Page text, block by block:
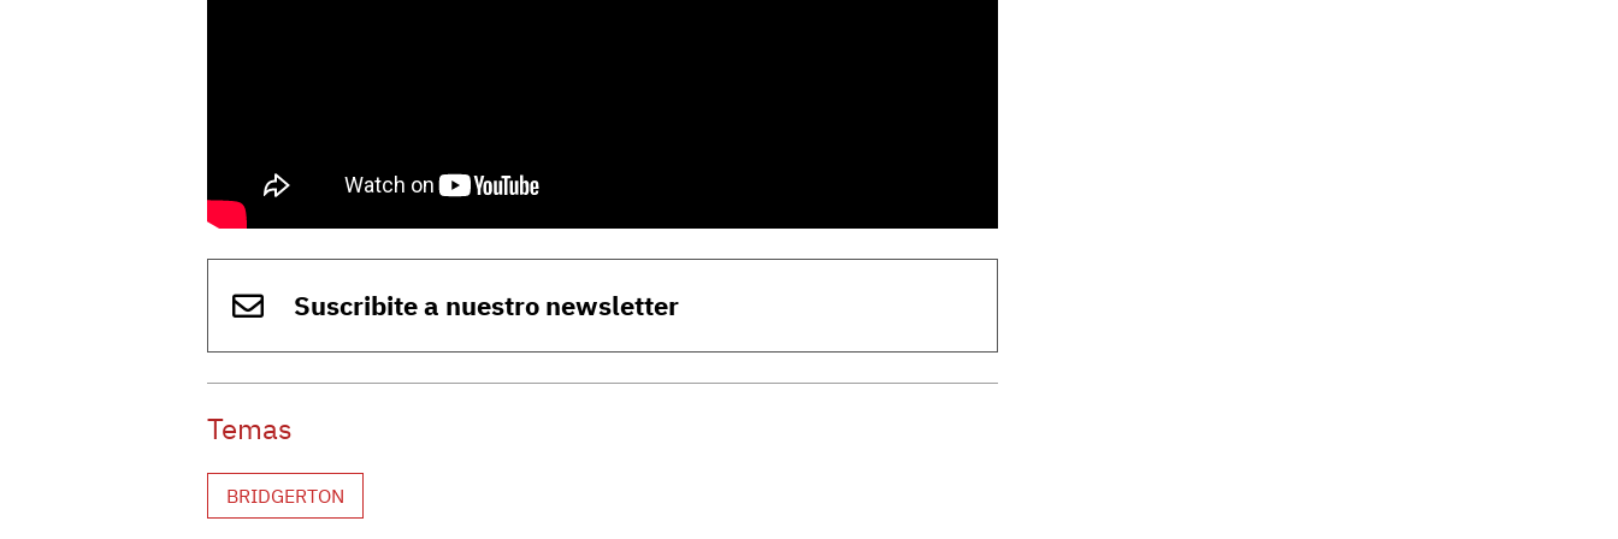
Suscribite a nuestro newsletter
Temas
BRIDGERTON